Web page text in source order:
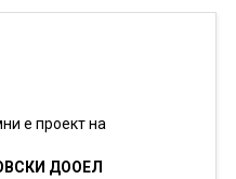
е проект на
ДООЕЛ